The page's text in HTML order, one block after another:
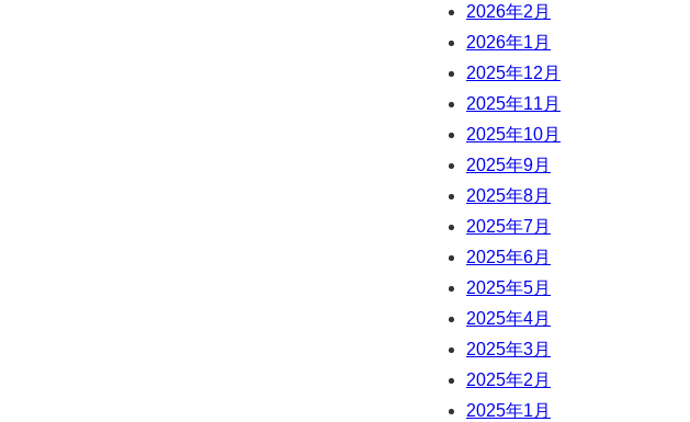
2026年2月
2026年1月
2025年12月
2025年11月
2025年10月
2025年9月
2025年8月
2025年7月
2025年6月
2025年5月
2025年4月
2025年3月
2025年2月
2025年1月